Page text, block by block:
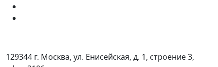
129344 г. Москва, ул. Енисейская, д. 1, строение 3,